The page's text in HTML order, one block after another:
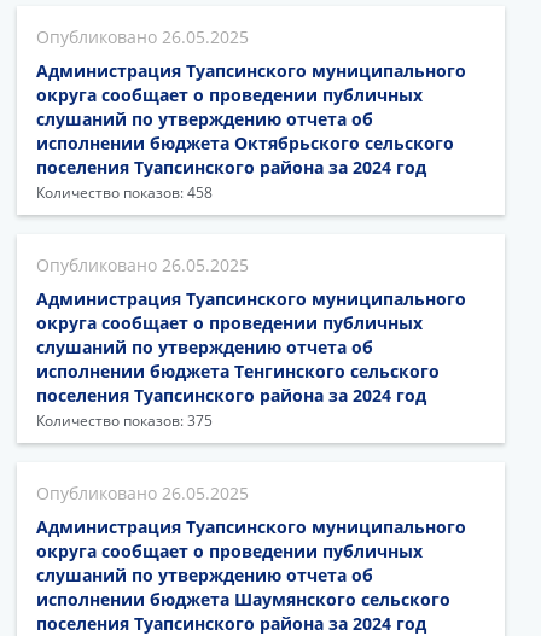
26.05.2025
Администрация Туапсинского муниципального
округа сообщает о проведении публичных
слушаний по утверждению отчета об
исполнении бюджета Октябрьского сельского
поселения Туапсинского района за 2024 год
Количество показов: 458
26.05.2025
Администрация Туапсинского муниципального
округа сообщает о проведении публичных
слушаний по утверждению отчета об
исполнении бюджета Тенгинского сельского
поселения Туапсинского района за 2024 год
Количество показов: 375
26.05.2025
Администрация Туапсинского муниципального
округа сообщает о проведении публичных
слушаний по утверждению отчета об
исполнении бюджета Шаумянского сельского
поселения Туапсинского района за 2024 год